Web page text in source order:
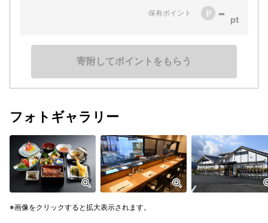
保有ポイント -
寄附してポイントをもらう
フォトギャラリー
画像をクリックすると拡大表示されます。